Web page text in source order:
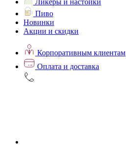
Ликёры и настойки
Пиво
Новинки
Акции и скидки
Корпоративным клиентам
Оплата и доставка